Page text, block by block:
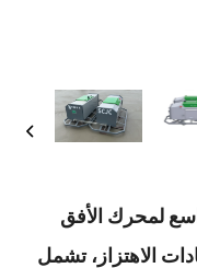
لمحرك الأفق
الاهتزاز، تشمل